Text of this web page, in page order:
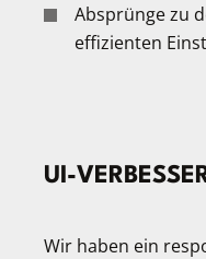
Absprünge zu
effizienten
UI-
Wir haben ein